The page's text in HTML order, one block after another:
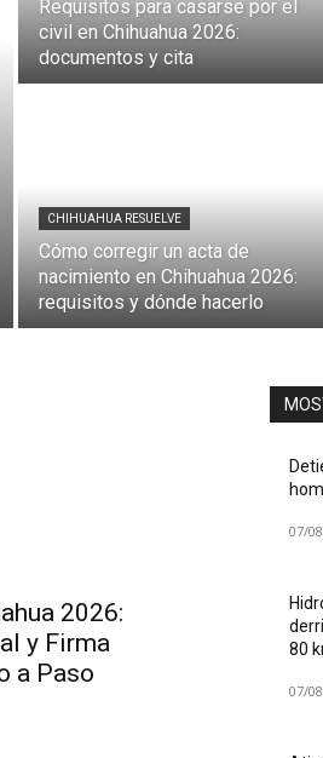
Requisitos para casarse por el
civil en Chihuahua 2026:
documentos y cita
CHIHUAHUA RESUELVE
Cómo corregir un acta de
nacimiento en Chihuahua 2026:
requisitos y dónde hacerlo
2026:
y Firma
a Paso
07/
80
07/